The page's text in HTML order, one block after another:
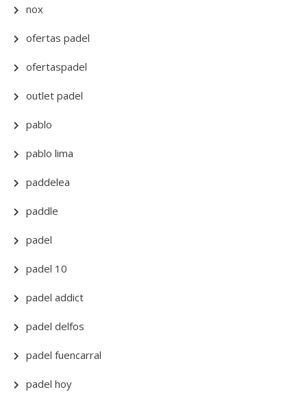
nox
ofertas padel
ofertaspadel
outlet padel
pablo
pablo lima
paddelea
paddle
padel
padel 10
padel addict
padel delfos
padel fuencarral
padel hoy